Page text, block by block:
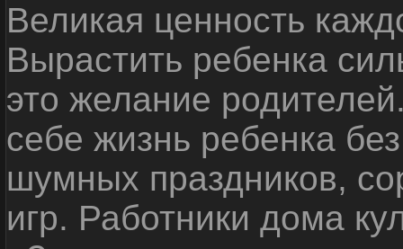
Великая ценность
Вырастить ребенка
это желание
себе жизнь ребенка
шумных праздников,
игр. Работники дома